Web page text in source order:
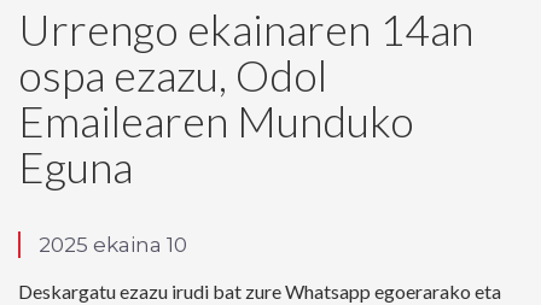
Urrengo ekainaren 14an
ospa ezazu, Odol
Emailearen Munduko
Eguna
2025 ekaina 10
Deskargatu ezazu irudi bat zure Whatsapp egoerarako eta